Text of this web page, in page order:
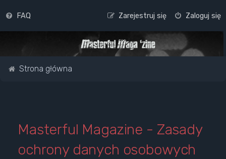
FAQ Zaloguj się
Zarejestruj się
Strona główna
Masterful Magazine - Zasady
ochrony danych osobowych